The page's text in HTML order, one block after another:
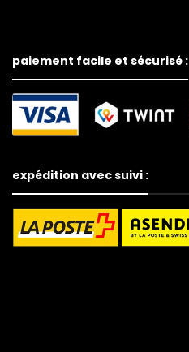
paiement facile et sécurisé :
expédition avec suivi :